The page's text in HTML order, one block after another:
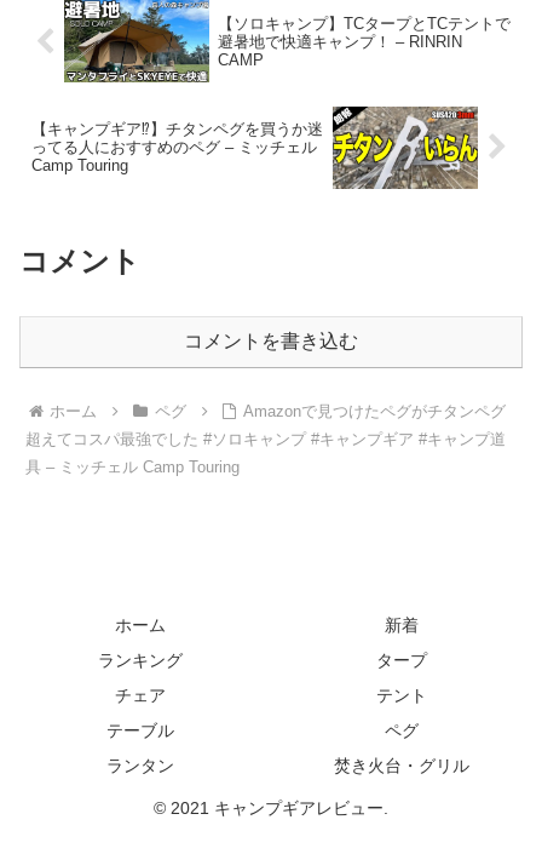
【ソロキャンプ】TCタープとTCテントで
避暑地で快適キャンプ！ – RINRIN
CAMP
【キャンプギア⁉️】チタンペグを買うか迷
ってる人におすすめのペグ – ミッチェル
Camp Touring
コメント
コメントを書き込む
ホーム ペグ
Amazonで見つけたペグがチタンペグ
超えてコスパ最強でした #ソロキャンプ #キャンプギア #キャンプ道
具 – ミッチェル Camp Touring
ホーム
新着
ランキング
タープ
チェア
テント
テーブル
ペグ
ランタン
焚き火台・グリル
© 2021 キャンプギアレビュー.